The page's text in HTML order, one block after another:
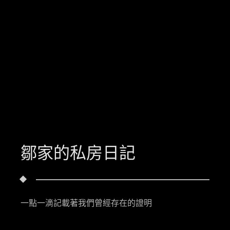
鄒家的私房日記
一點一滴記載著我們曾經存在的證明